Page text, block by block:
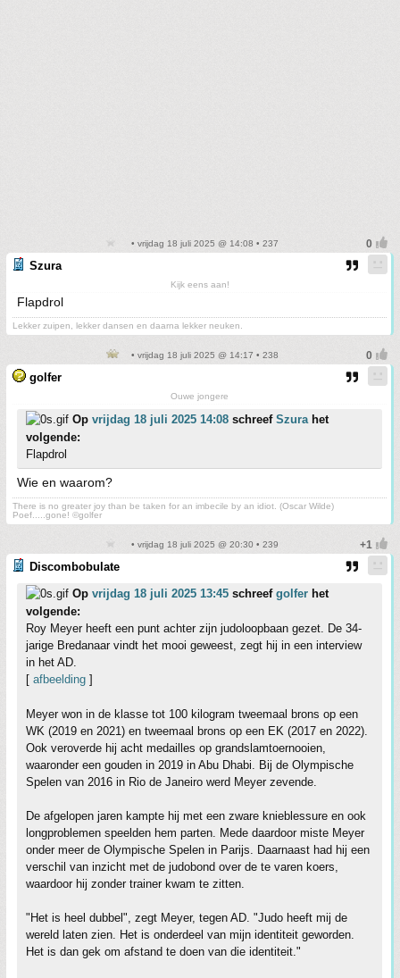
• vrijdag 18 juli 2025 @ 14:08 • 237
Szura
Kijk eens aan!
Flapdrol
Lekker zuipen, lekker dansen en daarna lekker neuken.
• vrijdag 18 juli 2025 @ 14:17 • 238
golfer
Ouwe jongere
Op vrijdag 18 juli 2025 14:08 schreef Szurahet
volgende:
Flapdrol
Wie en waarom?
There is no greater joy than be taken for an imbecile by an idiot. (Oscar Wilde)
Poef.....gone! ©golfer
• vrijdag 18 juli 2025 @ 20:30 • 239
Discombobulate
Op vrijdag 18 juli 2025 13:45 schreef golfer het
volgende:
Roy Meyer heeft een punt achter zijn judoloopbaan gezet. De 34-
jarige Bredanaar vindt het mooi geweest, zegt hij in een interview
in het AD.
[ afbeelding ]
Meyer won in de klasse tot 100 kilogram tweemaal brons op een
WK (2019 en 2021) en tweemaal brons op een EK (2017 en 2022).
Ook veroverde hij acht medailles op grandslamtoernooien,
waaronder een gouden in 2019 in Abu Dhabi. Bij de Olympische
Spelen van 2016 in Rio de Janeiro werd Meyer zevende.
De afgelopen jaren kampte hij met een zware knieblessure en ook
longproblemen speelden hem parten. Mede daardoor miste Meyer
onder meer de Olympische Spelen in Parijs. Daarnaast had hij een
verschil van inzicht met de judobond over de te varen koers,
waardoor hij zonder trainer kwam te zitten.
"Het is heel dubbel", zegt Meyer, tegen AD. "Judo heeft mij de
wereld laten zien. Het is onderdeel van mijn identiteit geworden.
Het is dan gek om afstand te doen van die identiteit."